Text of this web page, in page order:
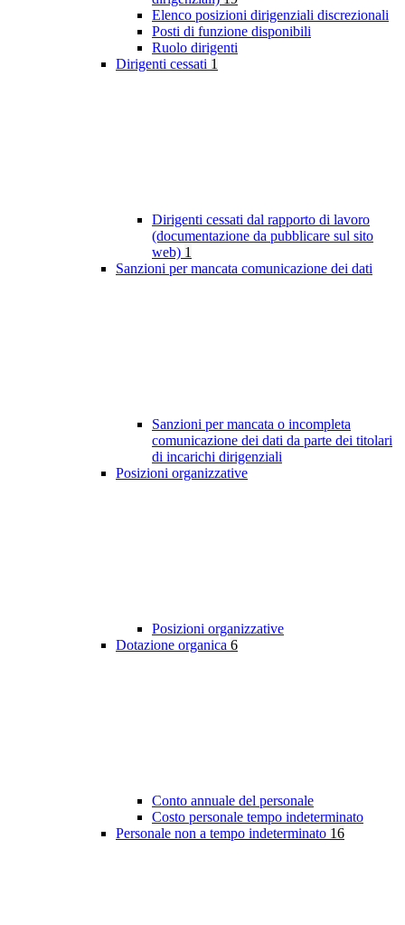
Elenco posizioni dirigenziali discrezionali
Posti di funzione disponibili
Ruolo dirigenti
Dirigenti cessati 1
Dirigenti cessati dal rapporto di lavoro
(documentazione da pubblicare sul sito
web) 1
Sanzioni per mancata comunicazione dei dati
Sanzioni per mancata o incompleta
comunicazione dei dati da parte dei titolari
di incarichi dirigenziali
Posizioni organizzative
Posizioni organizzative
Dotazione organica 6
Conto annuale del personale
Costo personale tempo indeterminato
Personale non a tempo indeterminato 16